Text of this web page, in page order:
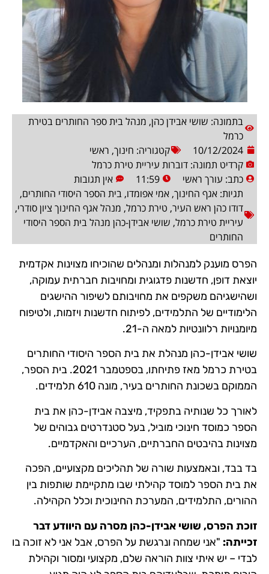
בתמונה: שושי אבידן כהן, מנהל בית ספר החותרים בטירת
כרמל
10/12/2024
קטגוריה: חינוך, ראשי
קרדיט תמונה: דוברות עיריית טירת כרמל
כתב: עורך ראשי 11:59
אין תגובות
תגיות: אגף החינוך, אמי אפומדו, בית הספר היסודי החותרים,
דודו כהן ראש העיר, טירת כרמל, מנהל אגף החינוך ציון סודרי,
עיריית טירת כרמל, שושי אבידן-כהן מנהל בית הספר היסודי
החותרים
הפרס מוענק למנהלות ומנהלים שהוכיחו מצוינות אקדמית
יוצאת דופן, חדשנות פדגוגית ומחויבות חברתית עמוקה,
ושהישגיהם משקפים את מחויבותם לשיפור ההישגים
הלימודיים של התלמידים, לפיתוח חדשנות ויזמות, ולטיפוח
מיומנויות רלוונטיות למאה ה-21.
שושי אבידן-כהן מנהלת את בית הספר היסודי החותרים
בטירת כרמל מאז פתיחתו, בספטמבר 2021. בית הספר,
הממוקם בשכונת החותרים בעיר, מונה 610 תלמידים.
לאורך כל שנותיה בתפקיד, מיצבה אבידן-כהן את בית
הספר כמוסד חינוכי מוביל, בעל סטנדרטים גבוהים של
מצוינות בהיבטים החברתיים, הערכיים והאקדמיים.
בד בבד, ובאמצעות שורה של תהליכים מקצועיים, הפכה
את בית הספר למוסד קהילתי שבו מתקיימת שותפות בין
ההורים, התלמידים, המערכת החינוכית וכלל הקהילה.
זוכת הפרס, שושי אבידן-כהן מסרה עם היוודע דבר
זכייתה: "אני שמחה ונרגשת על הפרס, אבל אני לא זוכה בו
לבדי – יש איתי צוות הוראה שלם, מקצועי ומסור וקהילת